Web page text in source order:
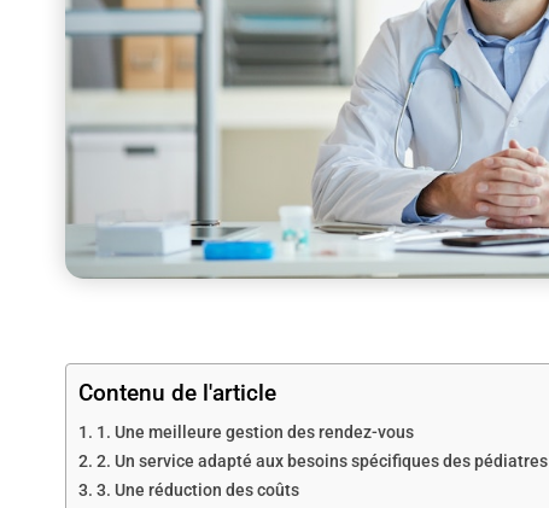
Contenu de l'article
1. Une meilleure gestion des rendez-vous
2. Un service adapté aux besoins spécifiques des pédiatres
3. Une réduction des coûts